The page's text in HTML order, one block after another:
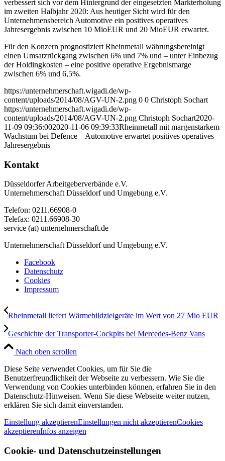
verbessert sich vor dem Hintergrund der eingesetzten Markterholung
im zweiten Halbjahr 2020: Aus heutiger Sicht wird für den
Unternehmensbereich Automotive ein positives operatives
Jahresergebnis zwischen 10 MioEUR und 20 MioEUR erwartet.
Für den Konzern prognostiziert Rheinmetall währungsbereinigt
einen Umsatzrückgang zwischen 6% und 7% und – unter Einbezug
der Holdingkosten – eine positive operative Ergebnismarge
zwischen 6% und 6,5%.
https://unternehmerschaft.wigadi.de/wp-
content/uploads/2014/08/AGV-UN-2.png 0 0 Christoph Sochart
https://unternehmerschaft.wigadi.de/wp-
content/uploads/2014/08/AGV-UN-2.png Christoph Sochart2020-
11-09 09:36:002020-11-06 09:39:33Rheinmetall mit margenstarkem
Wachstum bei Defence – Automotive erwartet positives operatives
Jahresergebnis
Kontakt
Düsseldorfer Arbeitgeberverbände e.V.
Unternehmerschaft Düsseldorf und Umgebung e.V.
Telefon: 0211.66908-0
Telefax: 0211.66908-30
service (at) unternehmerschaft.de
Unternehmerschaft Düsseldorf und Umgebung e.V.
Facebook
Datenschutz
Cookies
Impressum
Rheinmetall liefert Wärmebildzielgeräte im Wert von 27 Mio EUR
Geschichte der Transporter-Cockpits bei Mercedes-Benz Vans
Nach oben scrollen
Diese Seite verwendet Cookies, um für Sie die
Benutzerfreundlichkeit der Webseite zu verbessern. Wie Sie die
Verwendung von Cookies unterbinden können, erfahren Sie in den
Datenschutz-Hinweisen. Wenn Sie diese Webseite weiter nutzen,
erklären Sie sich damit einverstanden.
Einstellung akzeptierenEinstellungen nicht akzeptierenCookies
akzeptierenInfos anzeigen
Cookie- und Datenschutzeinstellungen